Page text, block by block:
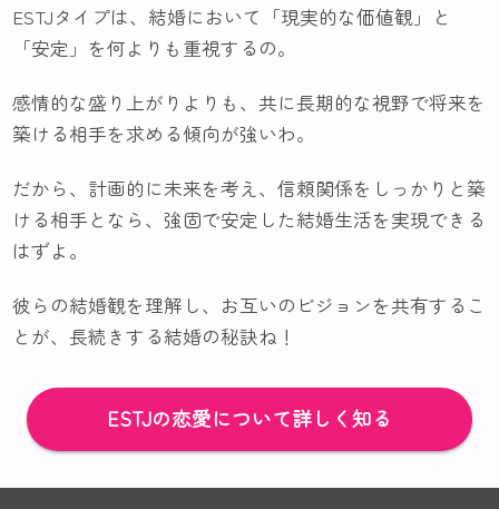
ESTJタイプは、結婚において「現実的な価値観」と
「安定」を何よりも重視するの。
感情的な盛り上がりよりも、共に長期的な視野で将来を
築ける相手を求める傾向が強いわ。
だから、計画的に未来を考え、信頼関係をしっかりと築
ける相手となら、強固で安定した結婚生活を実現できる
はずよ。
彼らの結婚観を理解し、お互いのビジョンを共有するこ
とが、長続きする結婚の秘訣ね！
ESTJの恋愛について詳しく知る